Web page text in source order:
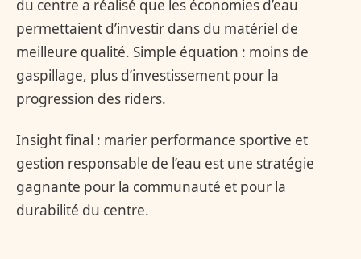
du centre a réalisé que les économies d’eau
permettaient d’investir dans du matériel de
meilleure qualité. Simple équation : moins de
gaspillage, plus d’investissement pour la
progression des riders.
Insight final : marier performance sportive et
gestion responsable de l’eau est une stratégie
gagnante pour la communauté et pour la
durabilité du centre.